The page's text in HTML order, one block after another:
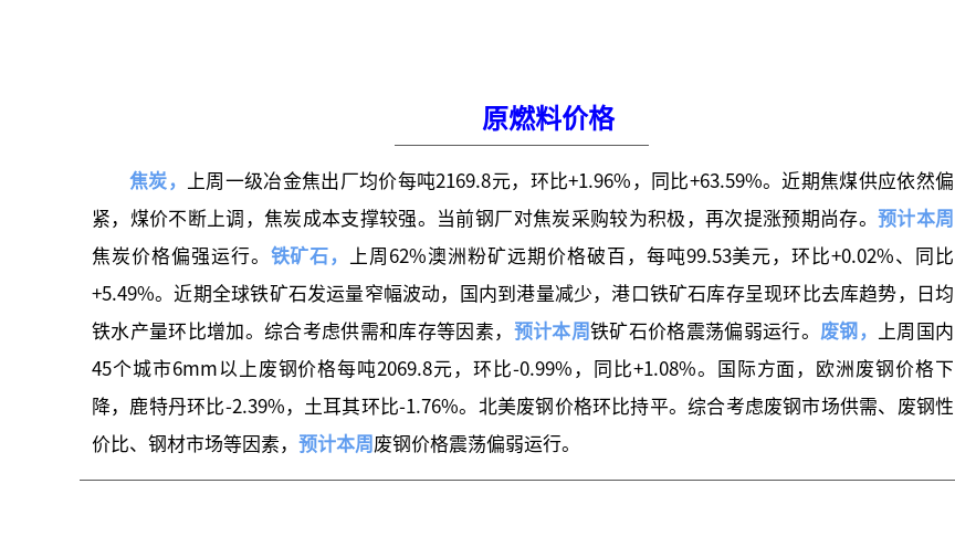
原燃料价格
焦炭， 上周 一级冶金焦出厂均价每吨2169.8元，环比+1.96%，同比+63.59%。近期焦煤供应依然偏
紧，煤价不断上调，焦炭成本支撑较强。当前钢厂对焦炭采购较为积极，再次提涨预期尚存。 预计本周
焦炭价格偏强运行。 铁矿石， 上周 62%澳洲粉矿远期价格破百，每吨99.53美元，环比+0.02%、同比
+5.49%。近期全球铁矿石发运量窄幅波动，国内到港量减少，港口铁矿石库存呈现环比去库趋势，日均
铁水产量环比增加。综合考虑供需和库存等因素， 预计本周铁矿石价格震荡偏弱运行。 废钢，
上周国内
45个城市6mm以上废钢价格每吨2069.8元，环比-0.99%，同比+1.08%。国际方面，欧洲废钢价格下
降，鹿特丹环比-2.39%，土耳其环比-1.76%。北美废钢价格环比持平。综合考虑废钢市场供需、废钢性
价比、钢材市场等因素， 预计本周 废钢价格震荡偏弱运行。